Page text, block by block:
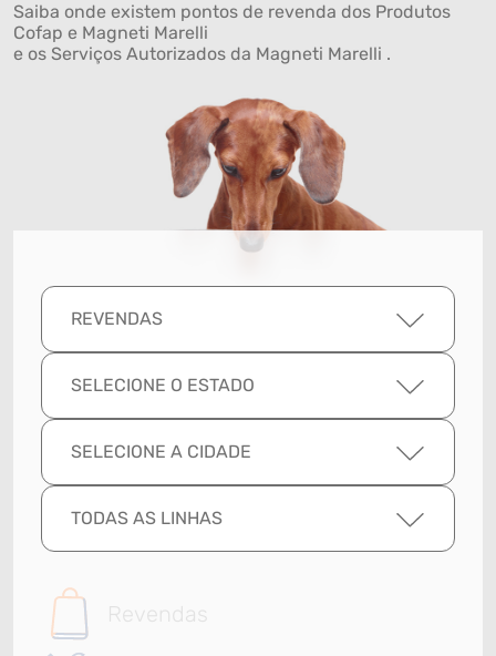
Saiba onde existem pontos de revenda dos Produtos
Cofap e Magneti Marelli
e os Serviços Autorizados da Magneti Marelli .
REVENDAS
SELECIONE O ESTADO
SELECIONE A CIDADE
TODAS AS LINHAS
Revendas